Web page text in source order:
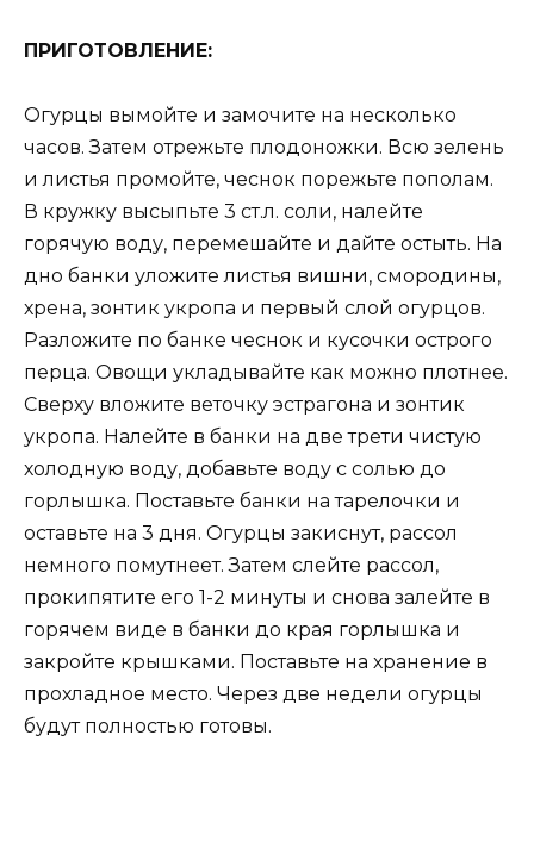
ПРИГОТОВЛEНИE:
Огурцы вымойте и замочите на несколько
часов. Затем отрежьте плодоножки. Всю зелень
и листья промойте, чеснок порежьте пополам.
В кружку высыпьте 3 ст.л. соли, налейте
горячую воду, перемешайте и дайте остыть. На
дно банки уложите листья вишни, смородины,
хрена, зонтик укропа и первый слой огурцов.
Разложите по банке чеснок и кусочки острого
перца. Овощи укладывайте как можно плотнее.
Сверху вложите веточку эстрагона и зонтик
укропа. Налейте в банки на две трети чистую
холодную воду, добавьте воду с солью до
горлышка. Поставьте банки на тарелочки и
оставьте на 3 дня. Огурцы закиснут, рассол
немного помутнеет. Затем слейте рассол,
прокипятите его 1-2 минуты и снова залейте в
горячем виде в банки до края горлышка и
закройте крышками. Поставьте на хранение в
прохладное место. Через две недели огурцы
будут полностью готовы.